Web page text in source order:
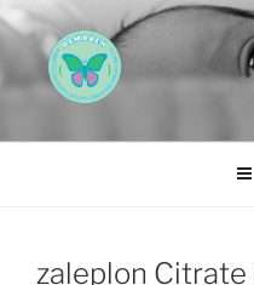
Saltar
al
contenido
AEMAREH
zaleplon